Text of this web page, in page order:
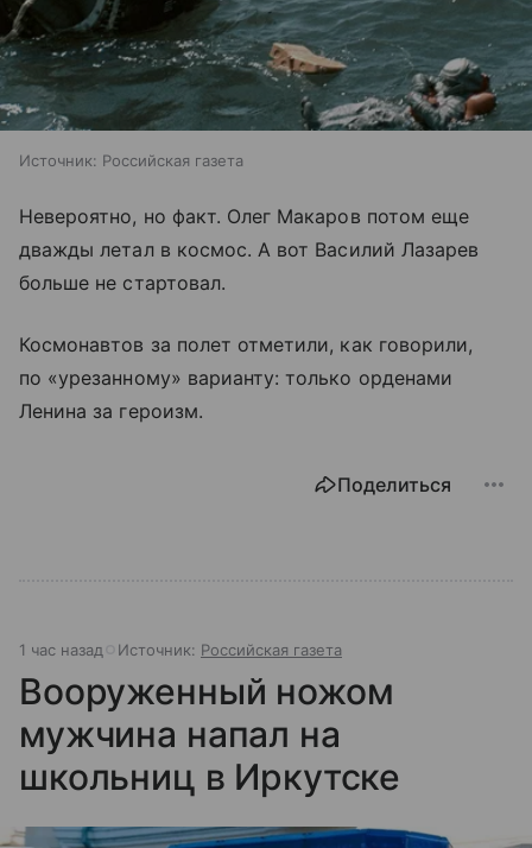
Источник: Российская газета
Невероятно, но факт. Олег Макаров потом еще
дважды летал в космос. А вот Василий Лазарев
больше не стартовал.
Космонавтов за полет отметили, как говорили,
по «урезанному» варианту: только орденами
Ленина за героизм.
Поделиться
1 час назад Источник: Российская газета
Вооруженный ножом
мужчина напал на
школьниц в Иркутске